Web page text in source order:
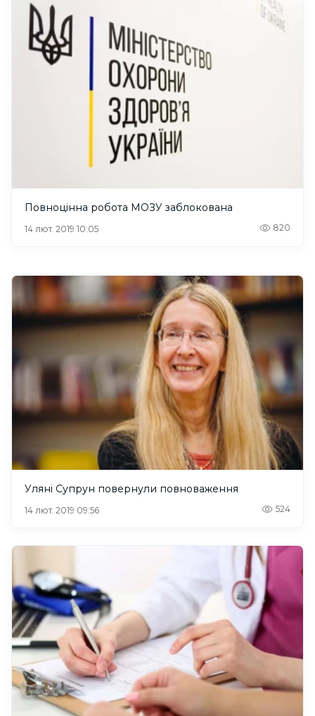
Повноцінна робота МОЗУ заблокована
14 лют. 2019 10:05 820
Уляні Супрун повернули повноваження
14 лют. 2019 09:56 524